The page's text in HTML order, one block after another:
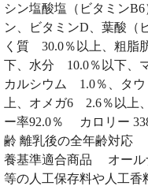
シン塩酸塩（ビタミン
ン、ビタミンD、葉酸
く質 30.0％以上、粗脂
下、水分 10.0％以下、
カルシウム 1.0％、タ
上、オメガ6 2.6％以上
ー率92.0％ カロリー
齢 離乳後の全年齢対
養基準適合商品 オール
等の人工保存料や人工香